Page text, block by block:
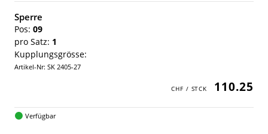
Sperre
Pos: 09
pro Satz: 1
Kupplungsgrösse:
Artikel-Nr: SK 2405-27
110.25
Verfügbar